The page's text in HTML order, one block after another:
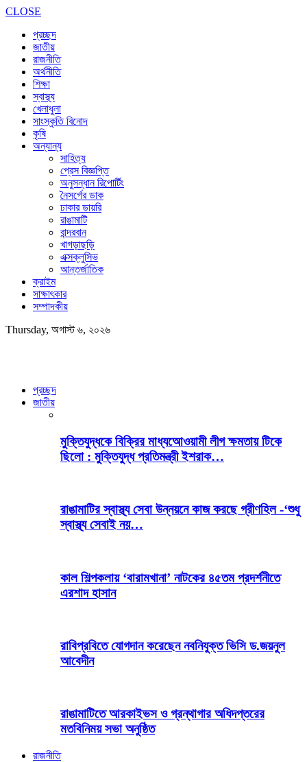
CLOSE
প্রচ্ছদ
জাতীয়
রাজনীতি
অর্থনীতি
শিক্ষা
স্বাস্থ্য
খেলাধুলা
সাংস্কৃতি বিনোদ
কৃষি
অন্যান্য
সাহিত্য
প্রেস বিজ্ঞপ্তি
অনুসন্ধান রিপোর্টিং
নৈসর্গের ডাক
ঢাকার ডায়রি
রাঙামাটি
বান্দরবান
খাগড়াছড়ি
এক্সক্লুসিভ
আন্তর্জাতিক
ক্রাইম
সাক্ষাৎকার
সম্পাদকীয়
Thursday, অগাস্ট ৬, ২০২৬
প্রচ্ছদ
জাতীয়
মুক্তিযুদ্ধকে বিক্রির মাধ্যআেওয়ামী লীগ ক্ষমতায় টিকে
ছিলো : মুক্তিযুদ্ধ প্রতিমন্ত্রী ইশরাক…
রাঙামাটির স্বাস্থ্য সেবা উন্নয়নে কাজ করছে গ্রীণহিল -‘শুধু
স্বাস্থ্য সেবাই নয়…
কাল শিল্পকলায় ‘বারামখানা’ নাটকের ৪৫তম প্রদর্শনীতে
এরশাদ হাসান
রাবিপ্রবিতে যোগদান করেছেন নবনিযুক্ত ভিসি ড.জয়নুল
আবেদীন
রাঙামাটিতে আরকাইভস ও গ্রন্থাগার অধিদপ্তরের
মতবিনিময় সভা অনুষ্ঠিত
রাজনীতি